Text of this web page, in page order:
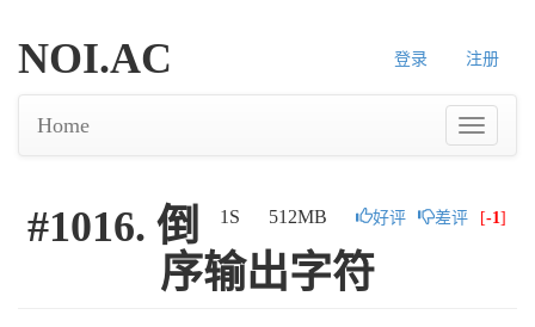
登录 注册
NOI.AC
Home
1S 512MB 好评 差评 [-1]
#1016. 倒
序输出字符